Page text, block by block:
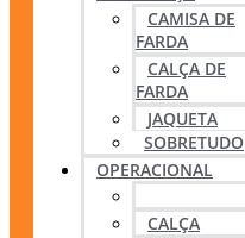
CAMISA DE
FARDA
CALÇA DE
FARDA
JAQUETA
SOBRETUDO
OPERACIONAL
CALÇA